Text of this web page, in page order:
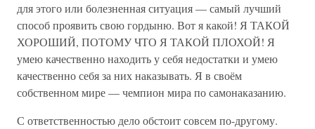
для этого или болезненная ситуация — самый лучший
способ проявить свою гордыню. Вот я какой! Я ТАКОЙ
ХОРОШИЙ, ПОТОМУ ЧТО Я ТАКОЙ ПЛОХОЙ! Я
умею качественно находить у себя недостатки и умею
качественно себя за них наказывать. Я в своём
собственном мире — чемпион мира по самонаказанию.
С ответственностью дело обстоит совсем по-другому.